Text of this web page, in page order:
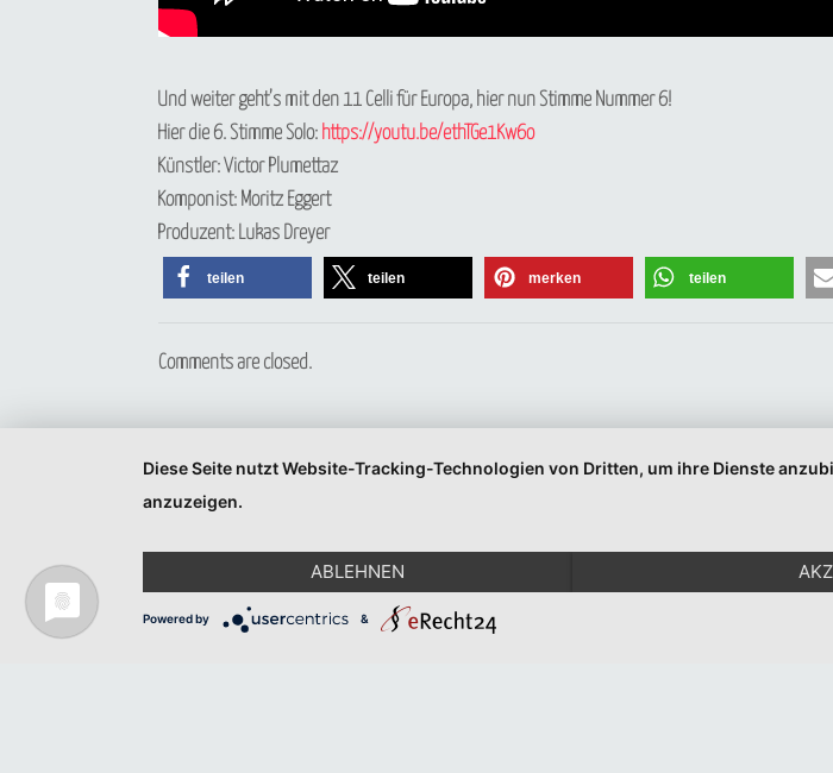
Und weiter geht’s mit den 11 Celli für Europa, hier nun Stimme Nummer 6!
Hier die 6. Stimme Solo: https://youtu.be/ethTGe1Kw6o
Künstler: Victor Plumettaz
Komponist: Moritz Eggert
Produzent: Lukas Dreyer
teilen teilen merken teilen
Comments are closed.
Email
Diese Seite nutzt Website-Tracking-Technologien von Dritten, um ihre Dienste
anzuzeigen.
ABLEHNEN
Powered by &